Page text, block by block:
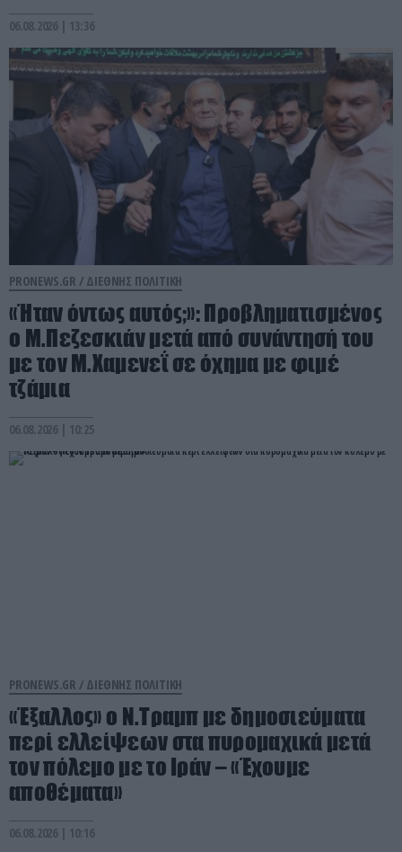
06.08.2026 | 13:36
PRONEWS.GR / ΔΙΕΘΝΗΣ ΠΟΛΙΤΙΚΗ
«Ήταν όντως αυτός;»: Προβληματισμένος
ο Μ.Πεζεσκιάν μετά από συνάντησή του
με τον Μ.Χαμενεΐ σε όχημα με φιμέ
τζάμια
06.08.2026 | 10:25
PRONEWS.GR / ΔΙΕΘΝΗΣ ΠΟΛΙΤΙΚΗ
«Έξαλλος» ο Ν.Τραμπ με δημοσιεύματα
περί ελλείψεων στα πυρομαχικά μετά
τον πόλεμο με το Ιράν – «Έχουμε
αποθέματα»
06.08.2026 | 10:16